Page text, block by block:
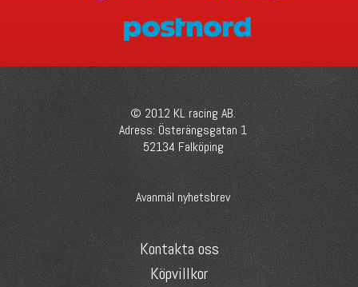
© 2012 KL racing AB.
Adress: Österängsgatan 1
52134 Falköping
Avanmäl nyhetsbrev
Kontakta oss
Köpvillkor